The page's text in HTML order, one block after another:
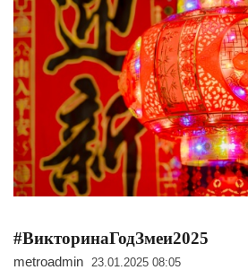
#ВикторинаГодЗмеи2025
metroadmin 23.01.2025 08:05